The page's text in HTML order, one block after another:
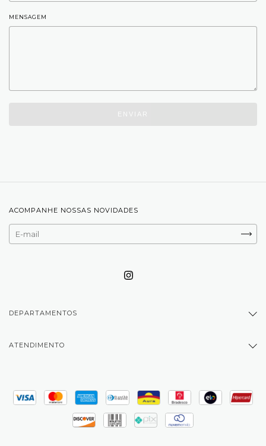
MENSAGEM
ENVIAR
ACOMPANHE NOSSAS NOVIDADES
DEPARTAMENTOS
ATENDIMENTO